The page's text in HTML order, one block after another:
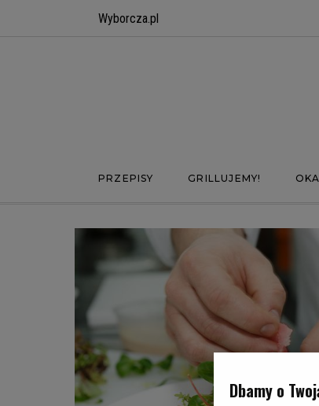
Wyborcza.pl
PRZEPISY GRILLUJEMY!
Dbamy o